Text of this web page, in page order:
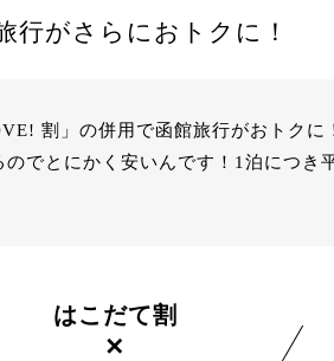
行がさらにおトクに！
割」の併用で函館旅行がおトクに
でとにかく安いんです！1泊につき
はこだて割
✕